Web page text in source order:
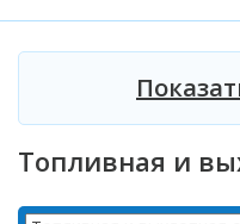
Топливная и